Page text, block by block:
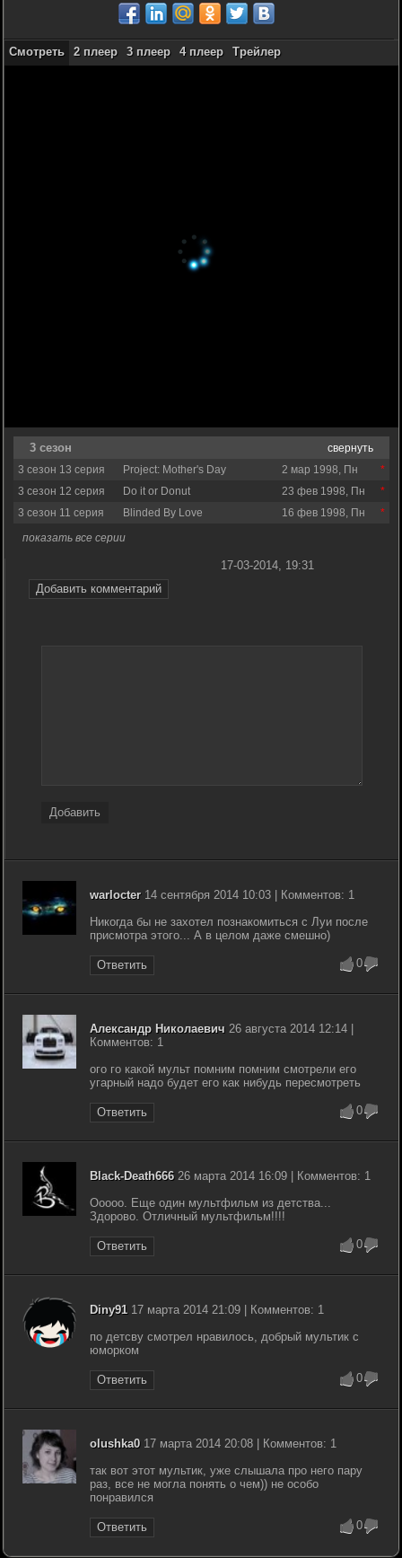
Смотреть 2 плеер 3 плеер 4 плеер Трейлер
3 сезон
свернуть
3 сезон 13 серия
Project: Mother's Day
2 мар 1998, Пн
3 сезон 12 серия
Do it or Donut
23 фев 1998, Пн
3 сезон 11 серия
Blinded By Love
16 фев 1998, Пн
показать все серии
Добавить комментарий
17-03-2014, 19:31
Добавить
warlocter14 сентября 2014 10:03 | Комментов: 1
Никогда бы не захотел познакомиться с Луи после
присмотра этого... А в целом даже смешно)
Ответить 0
Александр Николаевич 26 августа 2014 12:14 |
Комментов: 1
ого го какой мульт помним помним смотрели его
угарный надо будет его как нибудь пересмотреть
Ответить 0
Black-Death66626 марта 2014 16:09 | Комментов: 1
Ооооо. Еще один мультфильм из детства...
Здорово. Отличный мультфильм!!!!
Ответить 0
Diny91 17 марта 2014 21:09 | Комментов: 1
по детсву смотрел нравилось, добрый мультик с
юморком
Ответить 0
olushka017 марта 2014 20:08 | Комментов: 1
так вот этот мультик, уже слышала про него пару
раз, все не могла понять о чем)) не особо
понравился
Ответить 0